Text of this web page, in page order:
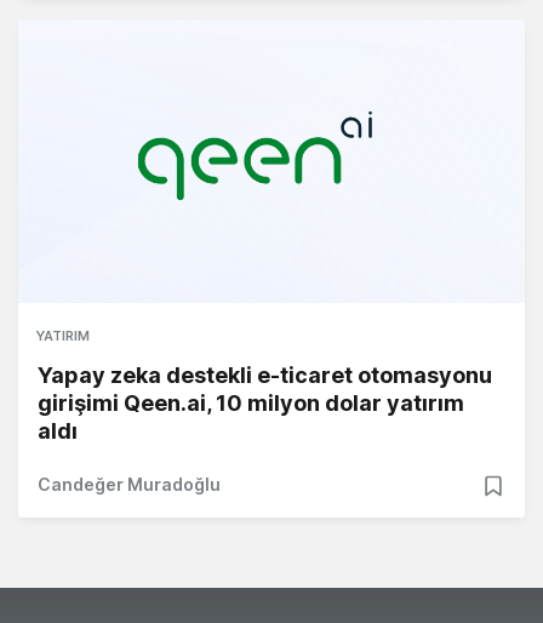
YATIRIM
Yapay zeka destekli e-ticaret otomasyonu
girişimi Qeen.ai, 10 milyon dolar yatırım
aldı
Candeğer Muradoğlu